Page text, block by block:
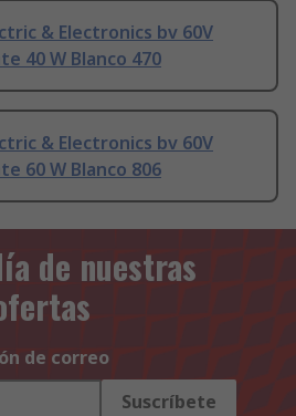
& Electronics bv 60V
40 W Blanco 470
& Electronics bv 60V
60 W Blanco 806
de nuestras
de correo
Suscríbete